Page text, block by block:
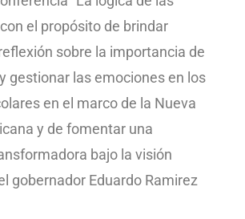
el propósito de brindar
sobre la importancia de
gestionar las emociones en los
en el marco de la Nueva
y de fomentar una
bajo la visión
gobernador Eduardo Ramirez